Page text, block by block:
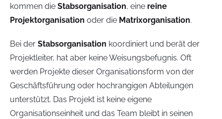
kommen die Stabsorganisation, eine reine
Projektorganisation oder die Matrixorganisation.
Bei der Stabsorganisation koordiniert und berät der
Projektleiter, hat aber keine Weisungsbefugnis. Oft
werden Projekte dieser Organisationsform von der
Geschäftsführung oder hochrangigen Abteilungen
unterstützt. Das Projekt ist keine eigene
Organisationseinheit und das Team bleibt in seinen